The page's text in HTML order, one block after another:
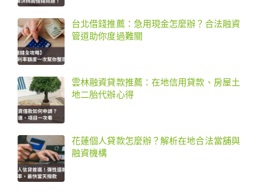
台北借錢推薦：急用現金怎麼辦？合法融資
管道助你度過難關
雲林融資貸款推薦：在地信用貸款、房屋土
地二胎代辦心得
花蓮個人貸款怎麼辦？解析在地合法當舖與
融資機構